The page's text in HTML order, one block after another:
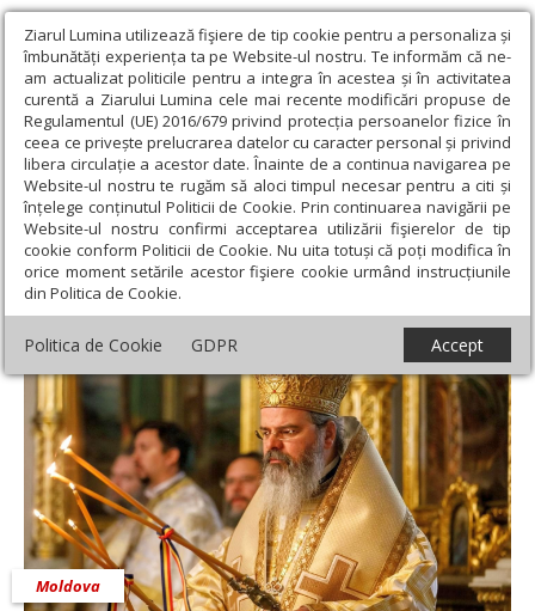
Ziarul Lumina utilizează fişiere de tip cookie pentru a personaliza și
îmbunătăți experiența ta pe Website-ul nostru. Te informăm că ne-
am actualizat politicile pentru a integra în acestea și în activitatea
curentă a Ziarului Lumina cele mai recente modificări propuse de
Regulamentul (UE) 2016/679 privind protecția persoanelor fizice în
ceea ce privește prelucrarea datelor cu caracter personal și privind
libera circulație a acestor date. Înainte de a continua navigarea pe
Website-ul nostru te rugăm să aloci timpul necesar pentru a citi și
înțelege conținutul Politicii de Cookie. Prin continuarea navigării pe
Website-ul nostru confirmi acceptarea utilizării fişierelor de tip
cookie conform Politicii de Cookie. Nu uita totuși că poți modifica în
orice moment setările acestor fişiere cookie urmând instrucțiunile
din Politica de Cookie.
Politica de Cookie GDPR Accept
Ziarul Lumina › Regionale › Moldova › Prima Denie din
Săptămâna Pătimirilor, la Huşi
Prima Denie din Săptămâna Pătimirilor, la
Huşi
Moldova